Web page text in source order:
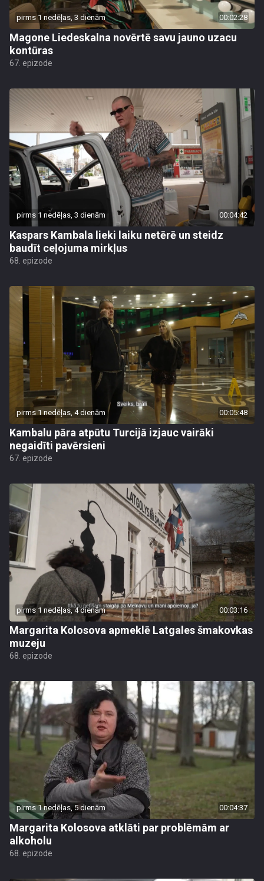
pirms 1 nedēļas, 3 dienām 00:02:28
Magone Liedeskalna novērtē savu jauno uzacu
kontūras
67. epizode
pirms 1 nedēļas, 3 dienām 00:04:42
Kaspars Kambala lieki laiku netērē un steidz
baudīt ceļojuma mirkļus
68. epizode
pirms 1 nedēļas, 4 dienām 00:05:48
Kambalu pāra atpūtu Turcijā izjauc vairāki
negaidīti pavērsieni
67. epizode
pirms 1 nedēļas, 4 dienām 00:03:16
Margarita Kolosova apmeklē Latgales šmakovkas
muzeju
68. epizode
pirms 1 nedēļas, 5 dienām 00:04:37
Margarita Kolosova atklāti par problēmām ar
alkoholu
68. epizode